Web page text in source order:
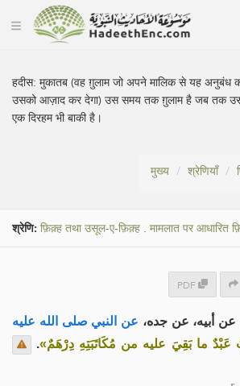
हदीस:मुकातब (वह ग़ुलाम जो अपने मालिक से यह
उसको आज़ाद कर देगा) उस समय तक ग़ुलाम है जब तक
एक दिरहम भी बाकी है।
मुख्य श्रेणियाँ
श्रेणि: फ़िक़्ह तथा उसूल-ए-फ़िक़्ह . मामलात पर आधारित
PDF
أبيه، عن جده، عن النبي صلى الله عليه
عَبْدٌ ما بَقِيَ عليه من مُكَاتَبَتِهِ دِرْهَمٌ».